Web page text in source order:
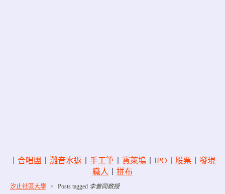
合唱團 灘音水返 手工筆 寶萊塢 IPO 股票
發現
職人
拼布
汐止社區大學 > Posts tagged 李普同教授